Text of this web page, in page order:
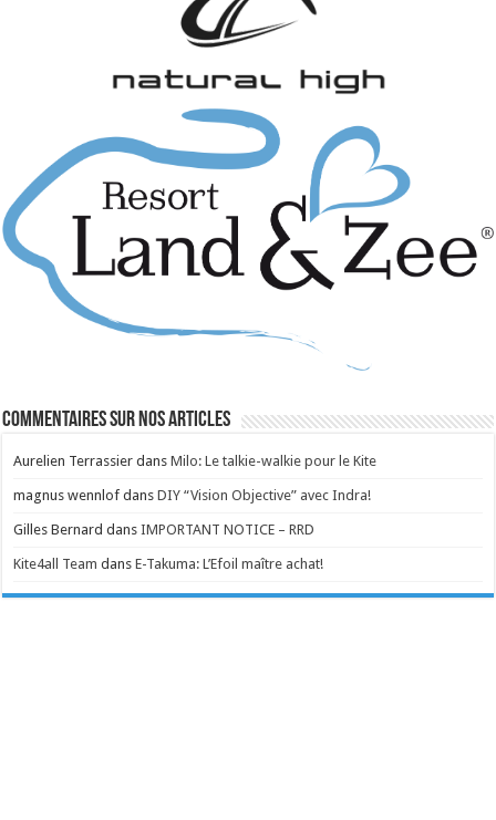
Commentaires sur nos articles
Aurelien Terrassier dansMilo: Le talkie-walkie pour le Kite
magnus wennlof dansDIY “Vision Objective” avec Indra!
Gilles Bernard dansIMPORTANT NOTICE – RRD
Kite4all Team dansE-Takuma: L’Efoil maître achat!